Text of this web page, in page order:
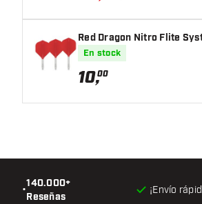
Red Dragon Nitro Flite
En stock
10,00
•
140.000+
Reseñas
¡Envío